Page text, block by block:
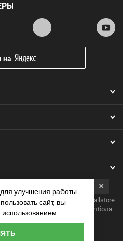
на
Интернет-магазин Footballstore
бутс, мячей и одежды для футбола.
×
улучшения работы
сайт, вы